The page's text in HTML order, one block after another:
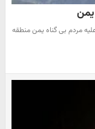
مردم بی گناه یمن منطقه